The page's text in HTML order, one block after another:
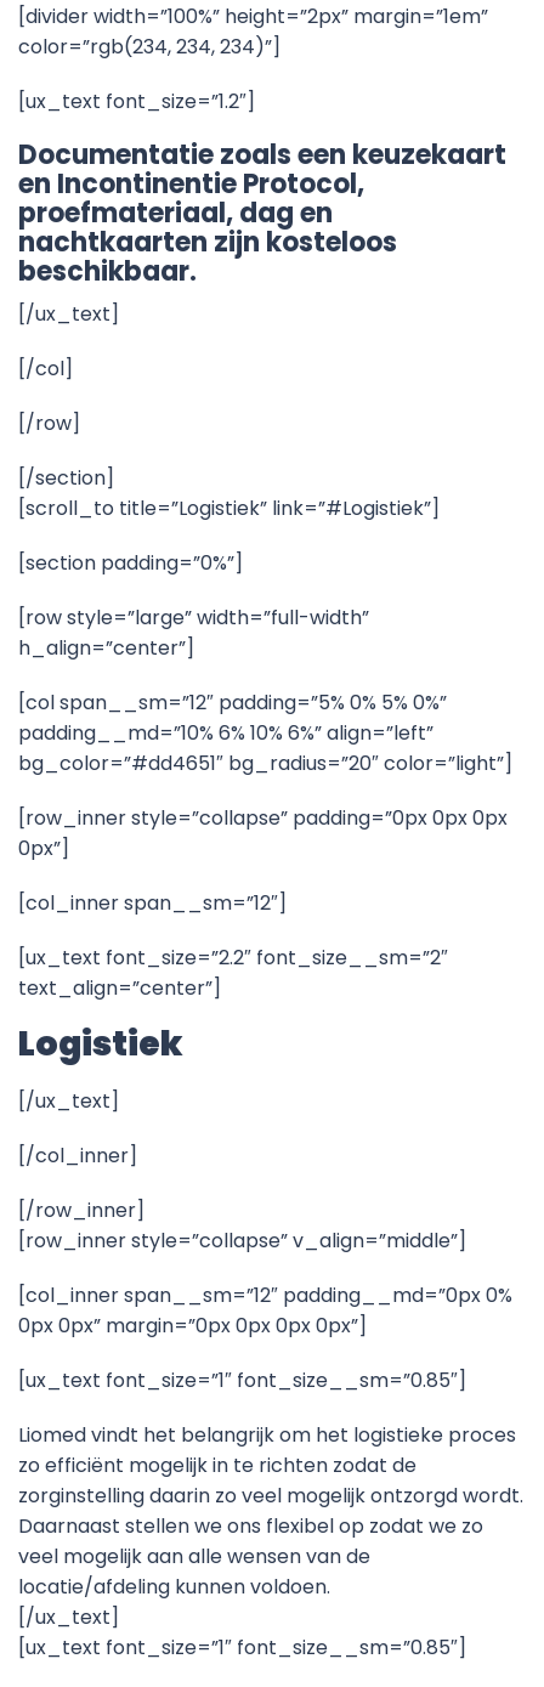
[divider width=”100%” height=”2px” margin=”1em”
color=”rgb(234, 234, 234)”]
[ux_text font_size=”1.2″]
Documentatie zoals een keuzekaart
en Incontinentie Protocol,
proefmateriaal, dag en
nachtkaarten zijn kosteloos
beschikbaar.
[/ux_text]
[/col]
[/row]
[/section]
[scroll_to title=”Logistiek” link=”#Logistiek”]
[section padding=”0%”]
[row style=”large” width=”full-width”
h_align=”center”]
[col span__sm=”12″ padding=”5% 0% 5% 0%”
padding__md=”10% 6% 10% 6%” align=”left”
bg_color=”#dd4651″ bg_radius=”20″ color=”light”]
[row_inner style=”collapse” padding=”0px 0px 0px
0px”]
[col_inner span__sm=”12″]
[ux_text font_size=”2.2″ font_size__sm=”2″
text_align=”center”]
Logistiek
[/ux_text]
[/col_inner]
[/row_inner]
[row_inner style=”collapse” v_align=”middle”]
[col_inner span__sm=”12″ padding__md=”0px 0%
0px 0px” margin=”0px 0px 0px 0px”]
[ux_text font_size=”1″ font_size__sm=”0.85″]
Liomed vindt het belangrijk om het logistieke proces
zo efficiënt mogelijk in te richten zodat de
zorginstelling daarin zo veel mogelijk ontzorgd wordt.
Daarnaast stellen we ons flexibel op zodat we zo
veel mogelijk aan alle wensen van de
locatie/afdeling kunnen voldoen.
[/ux_text]
[ux_text font_size=”1″ font_size__sm=”0.85″]